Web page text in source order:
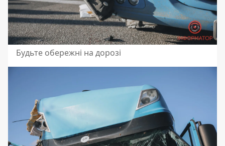
Будьте обережні на дорозі